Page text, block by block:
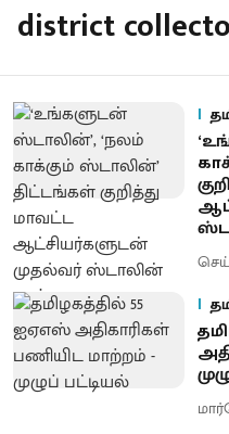
district